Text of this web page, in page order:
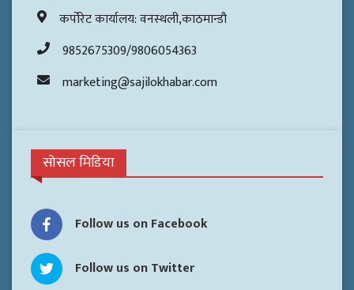
कर्पोरेट कार्यालय: वनस्थली,काठमान्डौ
9852675309/9806054363
marketing@sajilokhabar.com
सोसल मिडिया
Follow us on Facebook
Follow us on Twitter